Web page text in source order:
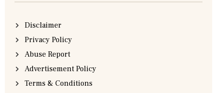
Disclaimer
Privacy Policy
Abuse Report
Advertisement Policy
Terms & Conditions